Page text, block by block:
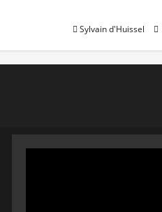
Sylvain d'Huissel